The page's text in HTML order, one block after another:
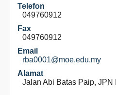
Telefon
049760912
Fax
049760912
Email
rba0001@moe.edu.my
Alamat
Jalan Abi Batas Paip, JPN